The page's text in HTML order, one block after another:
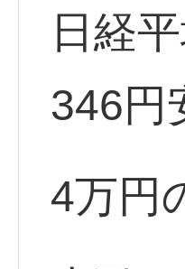
日経
346円
4万円